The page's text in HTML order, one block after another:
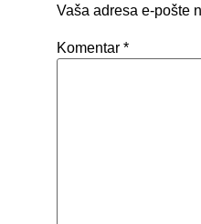
Vaša adresa e-pošte
Komentar *